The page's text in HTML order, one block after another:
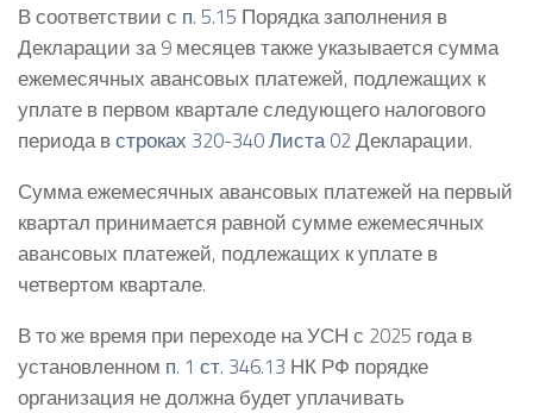
В соответствии с п. 5.15 Порядка заполнения в
Декларации за 9 месяцев также указывается сумма
ежемесячных авансовых платежей, подлежащих к
уплате в первом квартале следующего налогового
периода встроках 320-340 Листа 02Декларации.
Сумма ежемесячных авансовых платежей на первый
квартал принимается равной сумме ежемесячных
авансовых платежей, подлежащих к уплате в
четвертом квартале.
В то же время при переходе на УСН с 2025 года в
установленном п. 1 ст. 346.13 НК РФ порядке
организация не должна будет уплачивать